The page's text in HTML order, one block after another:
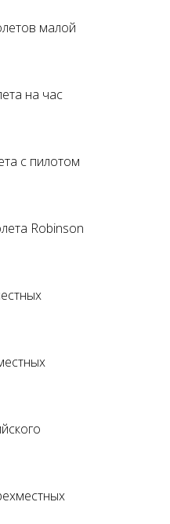
малой
на час
с пилотом
Robinson